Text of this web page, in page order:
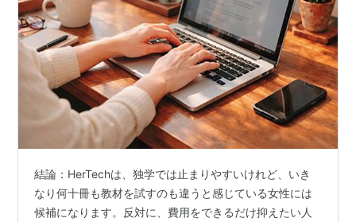
結論：HerTechは、独学では止まりやすいけれど、いき
なり何十冊も教材を試すのも違うと感じている女性には
候補になります。反対に、費用をできるだけ抑えたい人